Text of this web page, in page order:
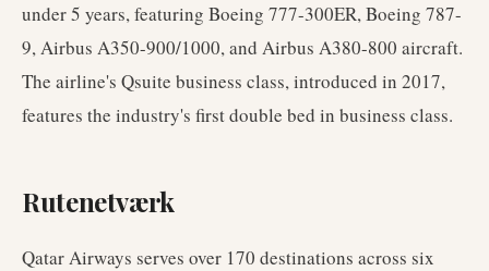
under 5 years, featuring Boeing 777-300ER, Boeing 787-
9, Airbus A350-900/1000, and Airbus A380-800 aircraft.
The airline's Qsuite business class, introduced in 2017,
features the industry's first double bed in business class.
Rutenetværk
Qatar Airways serves over 170 destinations across six